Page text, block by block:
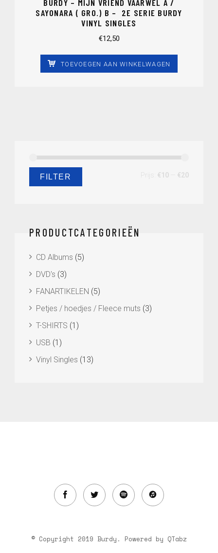
BURDY – MIJN VRIEND VAARWEL A /
SAYONARA ( GRO.) B – 2E SERIE BURDY
VINYL SINGLES
€12,50
TOEVOEGEN AAN WINKELWAGEN
Min.
Max.FILTER Prijs: €10 €20
PRODUCTCATEGORIEËN
CD Albums (5)
DVD's (3)
FANARTIKELEN (5)
Petjes / hoedjes / Fleece muts (3)
T-SHIRTS (1)
USB (1)
Vinyl Singles (13)
© Copyright 2019 Burdy. Powered by QTabz